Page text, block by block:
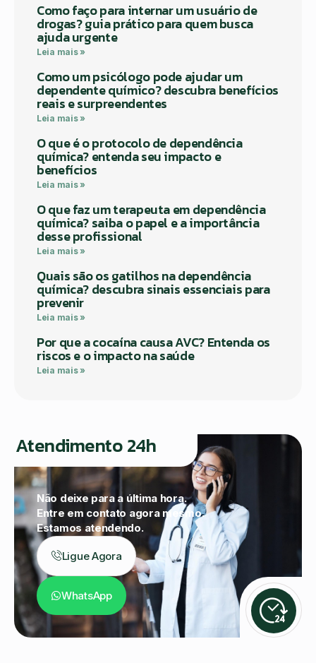
Como faço para internar um usuário de
drogas? guia prático para quem busca
ajuda urgente
Leia mais »
Como um psicólogo pode ajudar um
dependente químico? descubra benefícios
reais e surpreendentes
Leia mais »
O que é o protocolo de dependência
química? entenda seu impacto e
benefícios
Leia mais »
O que faz um terapeuta em dependência
química? saiba o papel e a importância
desse profissional
Leia mais »
Quais são os gatilhos na dependência
química? descubra sinais essenciais para
prevenir
Leia mais »
Por que a cocaína causa AVC? Entenda os
riscos e o impacto na saúde
Leia mais »
Atendimento 24h
Não deixe para a última hora.
Entre em contato agora mesmo.
Estamos atendendo.
Ligue Agora
WhatsApp